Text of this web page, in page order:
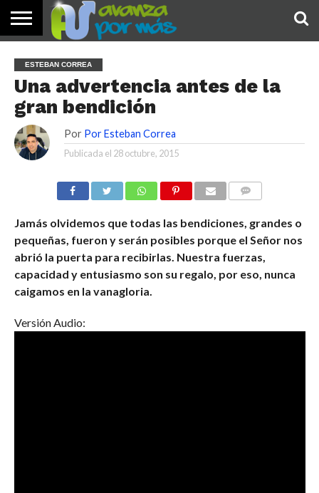
PALABRA
DE HOY
DEVOCIONALES
NOTICIAS
TESTIMONIOS
ORACIONES
SOBRE
NOSOTROS
IMÁGENES
ESTEBAN CORREA
Una advertencia antes de la
gran bendición
Por Por Esteban Correa
Publicada el 28 octubre, 2015
Jamás olvidemos que todas las bendiciones, grandes o
pequeñas, fueron y serán posibles porque el Señor nos
abrió la puerta para recibirlas. Nuestra fuerzas,
capacidad y entusiasmo son su regalo, por eso, nunca
caigamos en la vanagloria.
Versión Audio: